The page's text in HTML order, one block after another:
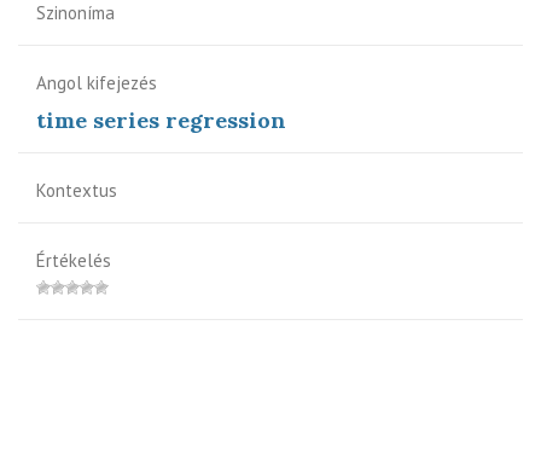
Szinoníma
Angol kifejezés
time series regression
Kontextus
Értékelés